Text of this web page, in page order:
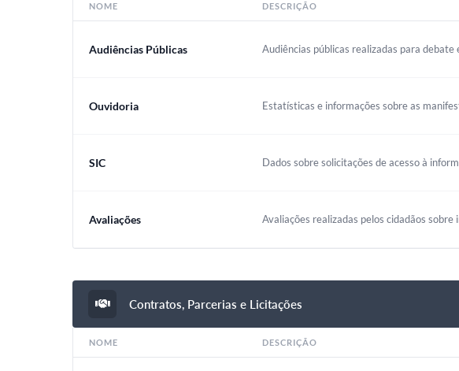
NOME DESCRIÇÃO
Audiências Públicas Audiências públicas realizadas para debate
Ouvidoria Estatísticas e informações sobre as
SIC Dados sobre solicitações de acesso à
Avaliações Avaliações realizadas pelos cidadãos sobre
Contratos, Parcerias e Licitações
NOME DESCRIÇÃO